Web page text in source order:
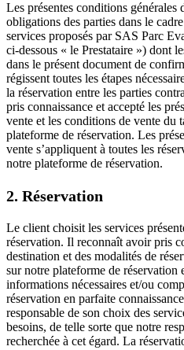
Les présentes conditions générales
obligations des parties dans le
services proposés par SAS Parc
ci-dessous « le Prestataire ») dont
dans le présent document de
régissent toutes les étapes
la réservation entre les parties
pris connaissance et accepté les
vente et les conditions de vente du
plateforme de réservation. Les
vente s’appliquent à toutes les
notre plateforme de réservation.
2. Réservation
Le client choisit les services
réservation. Il reconnaît avoir pris
destination et des modalités de
sur notre plateforme de réservation
informations nécessaires et/ou
réservation en parfaite
responsable de son choix des
besoins, de telle sorte que notre
recherchée à cet égard. La